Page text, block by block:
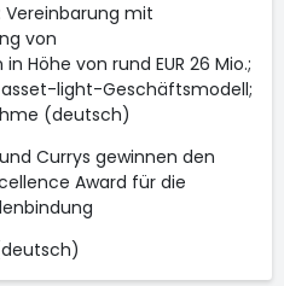
Vereinbarung mit
von
Höhe von rund EUR 26 Mio.;
light-Geschäftsmodell;
(deutsch)
Currys gewinnen den
Award für die